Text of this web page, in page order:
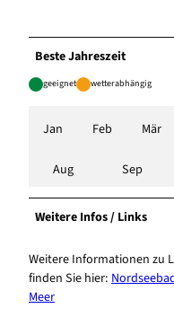
Beste Jahreszeit
geeignet wetterabhängig
Jan Feb Mär
Aug Sep
Weitere Infos / Links
Weitere Informationen zu
finden Sie hier:
Meer